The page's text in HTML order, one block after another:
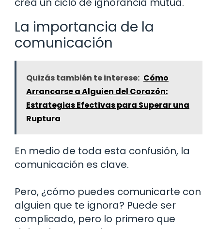
La importancia de la
comunicación
Quizás también te interese: Cómo
Arrancarse a Alguien del Corazón:
Estrategias Efectivas para Superar una
Ruptura
En medio de toda esta confusión, la
comunicación es clave.
Pero, ¿cómo puedes comunicarte con
alguien que te ignora? Puede ser
complicado, pero lo primero que